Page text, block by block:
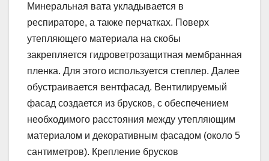
Минеральная вата укладывается в
респираторе, а также перчатках. Поверх
утепляющего материала на скобы
закрепляется гидроветрозащитная мембранная
пленка. Для этого используется степлер. Далее
обустраивается вентфасад. Вентилируемый
фасад создается из брусков, с обеспечением
необходимого расстояния между утепляющим
материалом и декоративным фасадом (около 5
сантиметров). Крепление брусков